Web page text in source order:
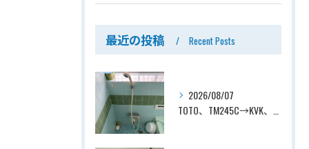
最近の投稿 Recent Posts
2026/08/07